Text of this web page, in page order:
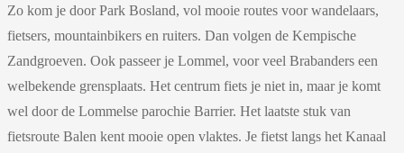
Zo kom je door Park Bosland, vol mooie routes voor wandelaars,
fietsers, mountainbikers en ruiters. Dan volgen de Kempische
Zandgroeven. Ook passeer je Lommel, voor veel Brabanders een
welbekende grensplaats. Het centrum fiets je niet in, maar je komt
wel door de Lommelse parochie Barrier. Het laatste stuk van
fietsroute Balen kent mooie open vlaktes. Je fietst langs het Kanaal